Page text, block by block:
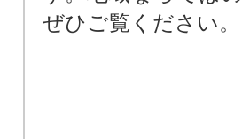
ぜひご覧ください。